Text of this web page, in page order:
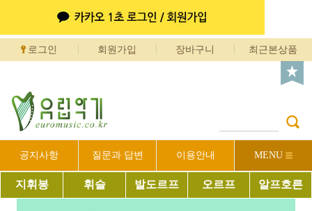
로그인 회원가입 장바구니 최근본상품
공지사항 질문과 답변 이용안내 MENU
지휘봉 휘슬 발도르프 오르프 알프호른